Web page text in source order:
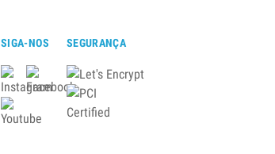
SIGA-NOS SEGURANÇA